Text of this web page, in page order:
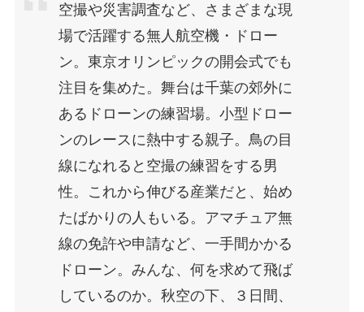
空撮や災害調査など、さまざまな現
場で活躍する無人航空機・ドロー
ン。東京オリンピックの開会式でも
注目を集めた。舞台は千葉の郊外に
あるドローンの練習場。小型ドロー
ンのレースに熱中する親子。鳥の目
線になれると空撮の練習をする男
性。これから伸びる産業だと、始め
たばかりの人もいる。アマチュア無
線の免許や申請など、一手間かかる
ドローン。みんな、何を求めて飛ば
しているのか。秋空の下、３日間、